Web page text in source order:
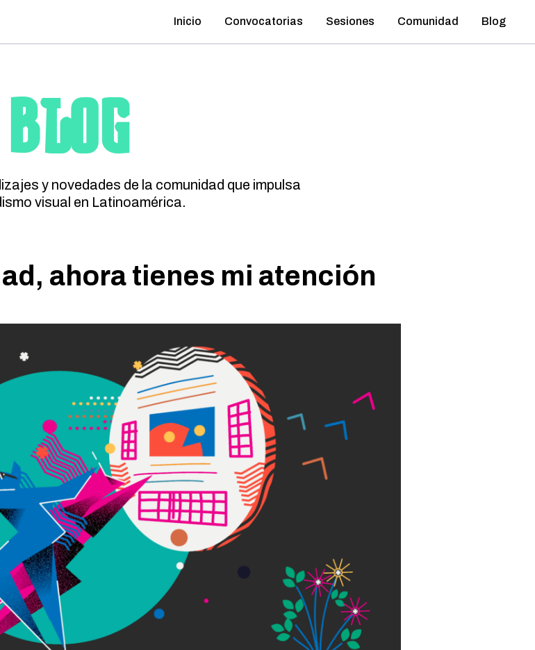
Inicio Convocatorias Sesiones Comunidad Blog
BLOG
y novedades de la comunidad que impulsa
visual en Latinoamérica.
ahora tienes mi atención